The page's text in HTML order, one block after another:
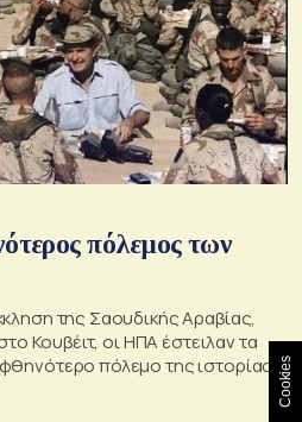
πόλεμος των
της Σαουδικής Αραβίας,
Κουβέιτ, οι ΗΠΑ έστειλαν τα
πόλεμο της ιστορίας Cookies